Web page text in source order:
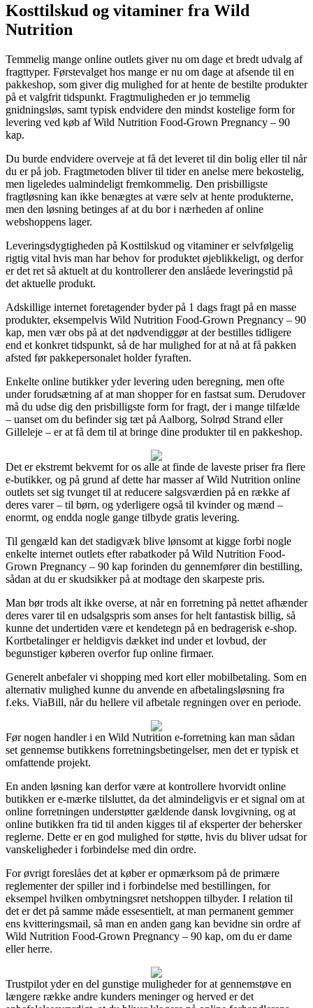
Kosttilskud og vitaminer fra Wild
Nutrition
Temmelig mange online outlets giver nu om dage et bredt udvalg af
fragttyper. Førstevalget hos mange er nu om dage at afsende til en
pakkeshop, som giver dig mulighed for at hente de bestilte produkter
på et valgfrit tidspunkt. Fragtmuligheden er jo temmelig
gnidningsløs, samt typisk endvidere den mindst kostelige form for
levering ved køb af Wild Nutrition Food-Grown Pregnancy – 90
kap.
Du burde endvidere overveje at få det leveret til din bolig eller til når
du er på job. Fragtmetoden bliver til tider en anelse mere bekostelig,
men ligeledes ualmindeligt fremkommelig. Den prisbilligste
fragtløsning kan ikke benægtes at være selv at hente produkterne,
men den løsning betinges af at du bor i nærheden af online
webshoppens lager.
Leveringsdygtigheden på Kosttilskud og vitaminer er selvfølgelig
rigtig vital hvis man har behov for produktet øjeblikkeligt, og derfor
er det ret så aktuelt at du kontrollerer den anslåede leveringstid på
det aktuelle produkt.
Adskillige internet foretagender byder på 1 dags fragt på en masse
produkter, eksempelvis Wild Nutrition Food-Grown Pregnancy – 90
kap, men vær obs på at det nødvendiggør at der bestilles tidligere
end et konkret tidspunkt, så de har mulighed for at nå at få pakken
afsted før pakkepersonalet holder fyraften.
Enkelte online butikker yder levering uden beregning, men ofte
under forudsætning af at man shopper for en fastsat sum. Derudover
må du udse dig den prisbilligste form for fragt, der i mange tilfælde
– uanset om du befinder sig tæt på Aalborg, Solrød Strand eller
Gilleleje – er at få dem til at bringe dine produkter til en pakkeshop.
Det er ekstremt bekvemt for os alle at finde de laveste priser fra flere
e-butikker, og på grund af dette har masser af Wild Nutrition online
outlets set sig tvunget til at reducere salgsværdien på en række af
deres varer – til børn, og yderligere også til kvinder og mænd –
enormt, og endda nogle gange tilbyde gratis levering.
Til gengæld kan det stadigvæk blive lønsomt at kigge forbi nogle
enkelte internet outlets efter rabatkoder på Wild Nutrition Food-
Grown Pregnancy – 90 kap forinden du gennemfører din bestilling,
sådan at du er skudsikker på at modtage den skarpeste pris.
Man bør trods alt ikke overse, at når en forretning på nettet afhænder
deres varer til en udsalgspris som anses for helt fantastisk billig, så
kunne det undertiden være et kendetegn på en bedragerisk e-shop.
Kortbetalinger er heldigvis dækket ind under et lovbud, der
begunstiger køberen overfor fup online firmaer.
Generelt anbefaler vi shopping med kort eller mobilbetaling. Som en
alternativ mulighed kunne du anvende en afbetalingsløsning fra
f.eks. ViaBill, når du hellere vil afbetale regningen over en periode.
Før nogen handler i en Wild Nutrition e-forretning kan man sådan
set gennemse butikkens forretningsbetingelser, men det er typisk et
omfattende projekt.
En anden løsning kan derfor være at kontrollere hvorvidt online
butikken er e-mærke tilsluttet, da det almindeligvis er et signal om at
online forretningen understøtter gældende dansk lovgivning, og at
online butikken fra tid til anden kigges til af eksperter der behersker
reglerne. Dette er en god mulighed for støtte, hvis du bliver udsat for
vanskeligheder i forbindelse med din ordre.
For øvrigt foreslåes det at køber er opmærksom på de primære
reglementer der spiller ind i forbindelse med bestillingen, for
eksempel hvilken ombytningsret netshoppen tilbyder. I relation til
det er det på samme måde essesentielt, at man permanent gemmer
ens kvitteringsmail, så man en anden gang kan bevidne sin ordre af
Wild Nutrition Food-Grown Pregnancy – 90 kap, om du er dame
eller herre.
Trustpilot yder en del gunstige muligheder for at gennemstøve en
længere række andre kunders meninger og herved er det